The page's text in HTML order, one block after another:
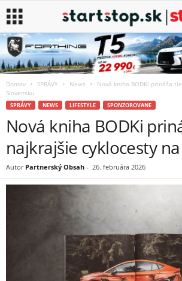
Domov SPRÁVY News
Nová kniha BODKi prináša
Slovensku
SPRÁVY NEWS LIFESTYLE SPONZOROVANE
Nová kniha BODKi
najkrajšie cyklocesty
Autor Partnerský Obsah - 26. februára 2026